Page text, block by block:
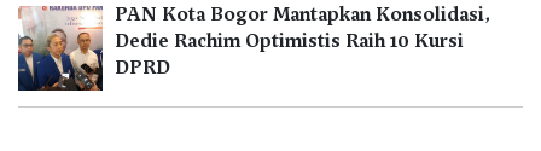
PAN Kota Bogor Mantapkan Konsolidasi,
Dedie Rachim Optimistis Raih 10 Kursi
DPRD